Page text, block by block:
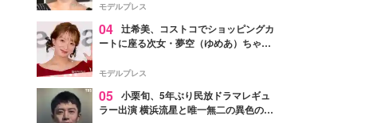
モデルプレス
04 辻希美、コストコでショッピングカ
ートに座る次女・夢空（ゆめあ）ちゃん
ぎ」「成長を感じる」の声
モデルプレス
05 小栗旬、5年ぶり民放ドラマレギュ
ラー出演 横浜流星と唯一無二の異色のバ